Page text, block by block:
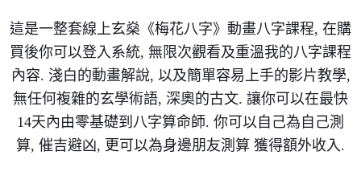
這是一整套線上玄燊《梅花八字》動畫八字課程, 在購
買後你可以登入系統, 無限次觀看及重溫我的八字課程
內容. 淺白的動畫解說, 以及簡單容易上手的影片教學,
無任何複雜的玄學術語, 深奧的古文. 讓你可以在最快
14天內由零基礎到八字算命師. 你可以自己為自己測
算, 催吉避凶, 更可以為身邊朋友測算 獲得額外收入.